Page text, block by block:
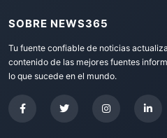
SOBRE NEWS365
Tu fuente confiable de noticias
contenido de las mejores fuentes
lo que sucede en el mundo.